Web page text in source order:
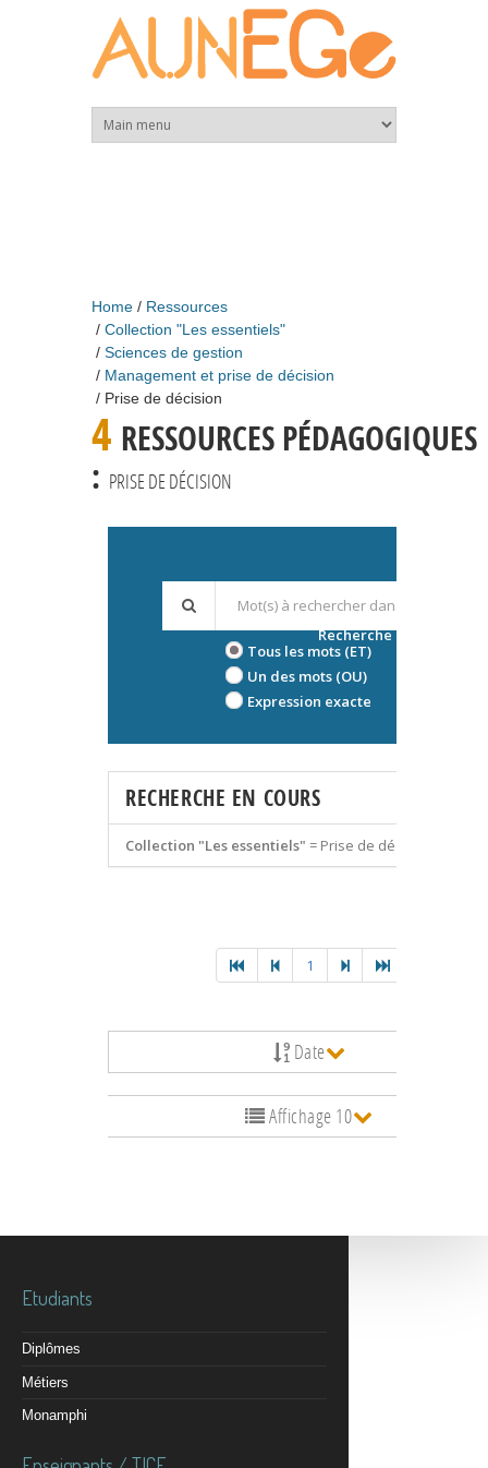
Home
Ressources
Collection "Les essentiels"
Sciences de gestion
Management et prise de décision
Prise de décision
4 RESSOURCES PÉDAGOGIQUES
: PRISE DE DÉCISION
Tous les mots (ET)
Un des mots (OU)
Expression exacte
Recherche avancée
RECHERCHE EN COURS
Collection "Les essentiels" = Prise de décision
1
Date
Affichage 10
Etudiants
Diplômes
Métiers
Monamphi